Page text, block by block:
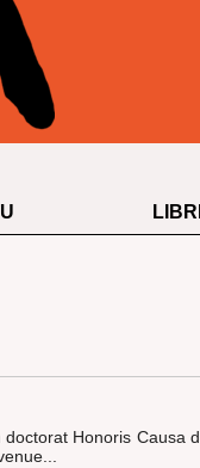
LIBRI
Honoris Causa